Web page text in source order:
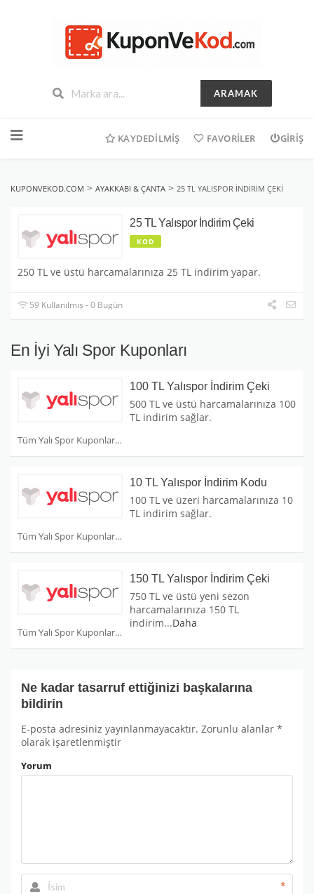
ARAMAK
geç
KAYDEDILMIŞ FAVORILER GIRIŞ
KUPONVEKOD.COM > AYAKKABI & ÇANTA > 25 TL YALISPOR İNDIRIM ÇEKI
25 TL Yalıspor İndirim Çeki
KOD
250 TL ve üstü harcamalarınıza 25 TL indirim yapar.
59 Kullanılmış - 0 Bugün
En İyi Yalı Spor Kuponları
Tüm Yalı Spor Kuponları
100 TL Yalıspor İndirim Çeki
500 TL ve üstü harcamalarınıza 100
TL indirim sağlar.
Tüm Yalı Spor Kuponları
10 TL Yalıspor İndirim Kodu
100 TL ve üzeri harcamalarınıza 10
TL indirim sağlar.
Tüm Yalı Spor Kuponları
150 TL Yalıspor İndirim Çeki
750 TL ve üstü yeni sezon
harcamalarınıza 150 TL
indirim...Daha
Ne kadar tasarruf ettiğinizi başkalarına
bildirin
E-posta adresiniz yayınlanmayacaktır. Zorunlu alanlar *
olarak işaretlenmiştir
Yorum
*